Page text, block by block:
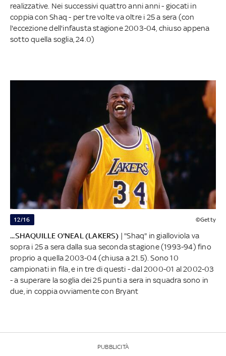
realizzative. Nei successivi quattro anni anni - giocati in
coppia con Shaq - per tre volte va oltre i 25 a sera (con
l'eccezione dell'infausta stagione 2003-04, chiuso appena
sotto quella soglia, 24.0)
12/16 ©Getty
...SHAQUILLE O'NEAL (LAKERS) | "Shaq" in gialloviola va
sopra i 25 a sera dalla sua seconda stagione (1993-94) fino
proprio a quella 2003-04 (chiusa a 21.5). Sono 10
campionati in fila, e in tre di questi - dal 2000-01 al 2002-03
- a superare la soglia dei 25 punti a sera in squadra sono in
due, in coppia ovviamente con Bryant
PUBBLICITÀ